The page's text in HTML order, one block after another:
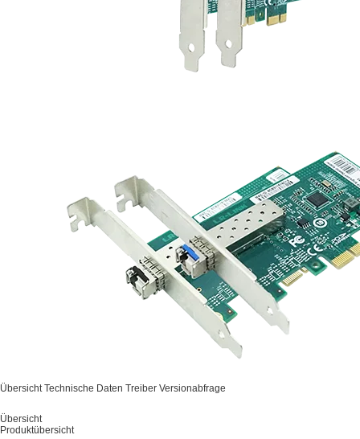
Übersicht Technische Daten Treiber Versionabfrage
Übersicht
Produktübersicht